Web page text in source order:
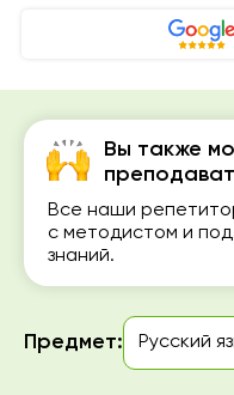
Вы также
Все наши
с методистом и
знаний.
Предмет: Русский